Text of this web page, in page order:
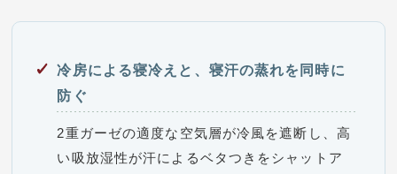
冷房による寝冷えと、寝汗の蒸れを同時に
防ぐ
2重ガーゼの適度な空気層が冷風を遮断し、高
い吸放湿性が汗によるベタつきをシャットア